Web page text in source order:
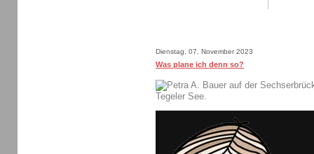
Dienstag, 07. November 2023
Was plane ich denn so?